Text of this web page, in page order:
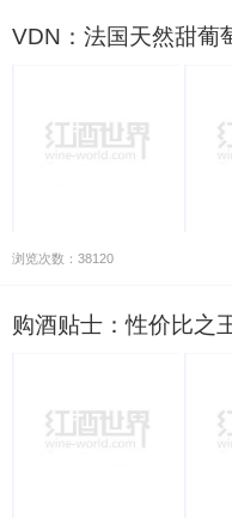
VDN：法国天然甜葡
浏览次数：38120
购酒贴士：性价比之